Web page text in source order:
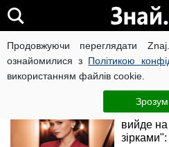
Продовжуючи переглядати
ознайомилися з Політикою
використанням файлів cookie.
Анна Кошмал
Новини
Зірка
вийде на